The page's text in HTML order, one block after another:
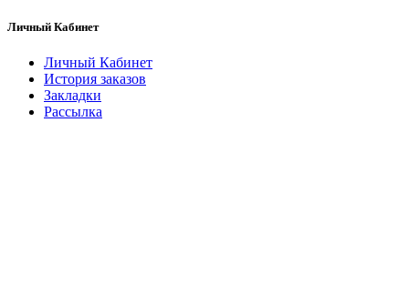
Личный Кабинет
Личный Кабинет
История заказов
Закладки
Рассылка